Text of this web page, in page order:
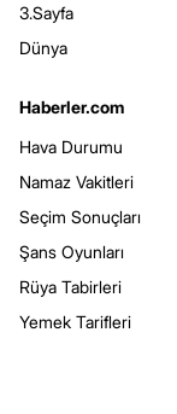
3.Sayfa
Dünya
Haberler.com
Hava Durumu
Namaz Vakitleri
Seçim Sonuçları
Şans Oyunları
Rüya Tabirleri
Yemek Tarifleri